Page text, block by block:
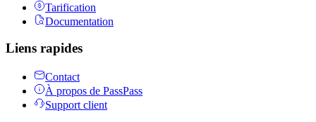
Tarification
Documentation
Liens rapides
Contact
À propos de PassPass
Support client